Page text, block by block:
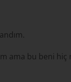
ama bu beni